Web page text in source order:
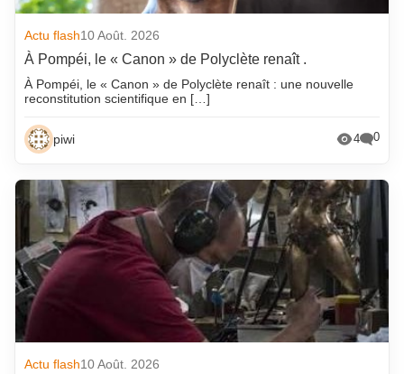
Actu flash10 Août. 2026
À Pompéi, le « Canon » de Polyclète renaît .
À Pompéi, le « Canon » de Polyclète renaît : une nouvelle
reconstitution scientifique en […]
piwi 4 0
Actu flash10 Août. 2026